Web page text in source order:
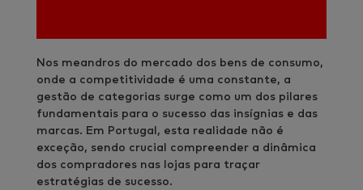
Nos meandros do mercado dos bens de consumo,
onde a competitividade é uma constante, a
gestão de categorias surge como um dos pilares
fundamentais para o sucesso das insígnias e das
marcas. Em Portugal, esta realidade não é
exceção, sendo crucial compreender a dinâmica
dos compradores nas lojas para traçar
estratégias de sucesso.